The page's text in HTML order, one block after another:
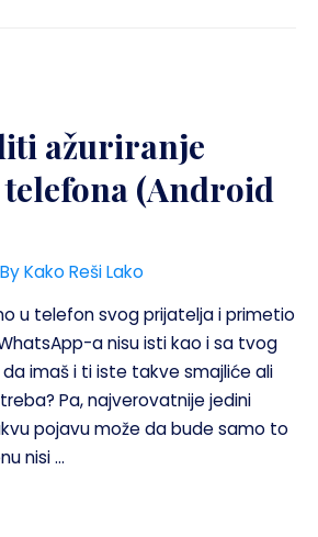
ažuriranje
(Android
Kako Reši Lako
u telefon svog prijatelja i primetio
a nisu isti kao i sa tvog
imaš i ti iste takve smajliće ali
Pa, najverovatnije jedini
pojavu može da bude samo to
nisi …